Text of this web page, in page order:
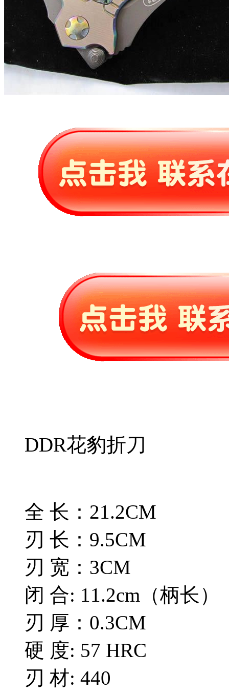
DDR花豹折刀
全 长：21.2CM
刃 长：9.5CM
刃 宽：3CM
闭 合: 11.2cm（柄长）
刃 厚：0.3CM
硬 度: 57 HRC
刃 材: 440